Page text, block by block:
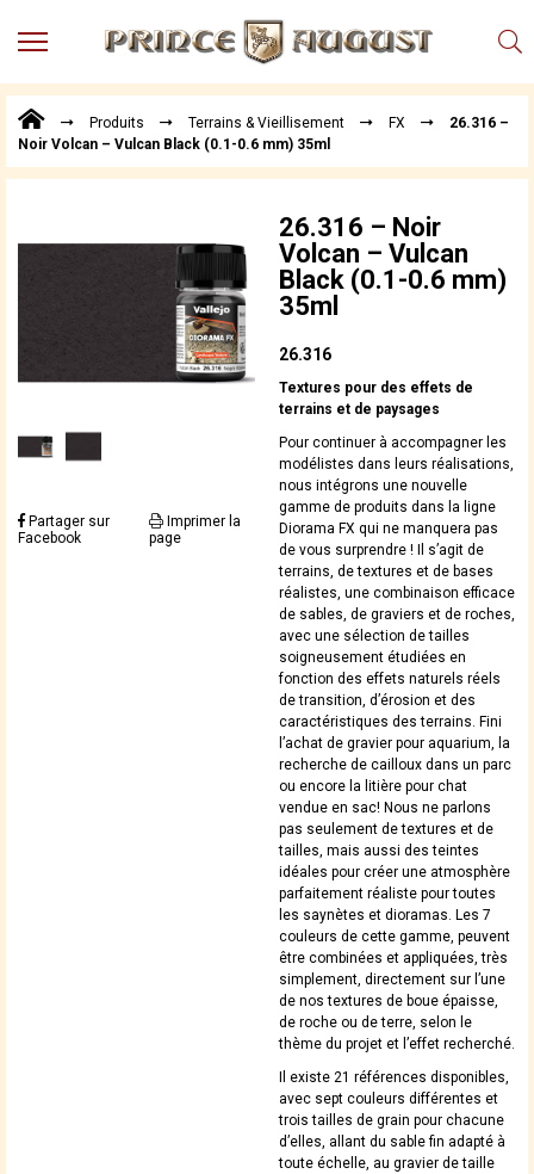
MENU
Points
de
Vente
Téléchargements
Produits Terrains & Vieillisement FX
26.316 –
Noir Volcan – Vulcan Black (0.1-0.6 mm) 35ml
Partager sur
Facebook
Imprimer la
page
26.316 – Noir
Volcan – Vulcan
Black (0.1-0.6 mm)
35ml
26.316
Textures pour des effets de
terrains et de paysages
Pour continuer à accompagner les
modélistes dans leurs réalisations,
nous intégrons une nouvelle
gamme de produits dans la ligne
Diorama FX qui ne manquera pas
de vous surprendre ! Il s’agit de
terrains, de textures et de bases
réalistes, une combinaison efficace
de sables, de graviers et de roches,
avec une sélection de tailles
soigneusement étudiées en
fonction des effets naturels réels
de transition, d’érosion et des
caractéristiques des terrains. Fini
l’achat de gravier pour aquarium, la
recherche de cailloux dans un parc
ou encore la litière pour chat
vendue en sac! Nous ne parlons
pas seulement de textures et de
tailles, mais aussi des teintes
idéales pour créer une atmosphère
parfaitement réaliste pour toutes
les saynètes et dioramas. Les 7
couleurs de cette gamme, peuvent
être combinées et appliquées, très
simplement, directement sur l’une
de nos textures de boue épaisse,
de roche ou de terre, selon le
thème du projet et l’effet recherché.
Il existe 21 références disponibles,
avec sept couleurs différentes et
trois tailles de grain pour chacune
d’elles, allant du sable fin adapté à
toute échelle, au gravier de taille